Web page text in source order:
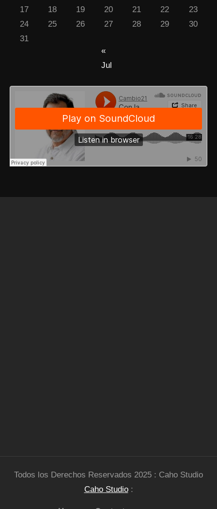
17
18 19 20 21 22
23
24
25 26 27 28 29
30
31
«
Jul
Todos los Derechos Reservados 2025 : Caho Studio
Caho Studio: